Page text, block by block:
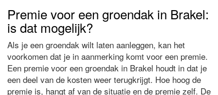
Premie voor een groendak in Brakel:
is dat mogelijk?
Als je een groendak wilt laten aanleggen, kan het
voorkomen dat je in aanmerking komt voor een premie.
Een premie voor een groendak in Brakel houdt in dat je
een deel van de kosten weer terugkrijgt. Hoe hoog de
premie is, hangt af van de situatie en de premie zelf. De